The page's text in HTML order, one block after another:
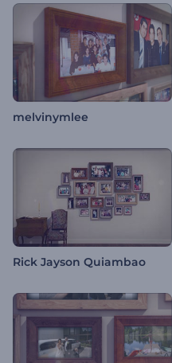
melvinymlee
Rick Jayson Quiambao